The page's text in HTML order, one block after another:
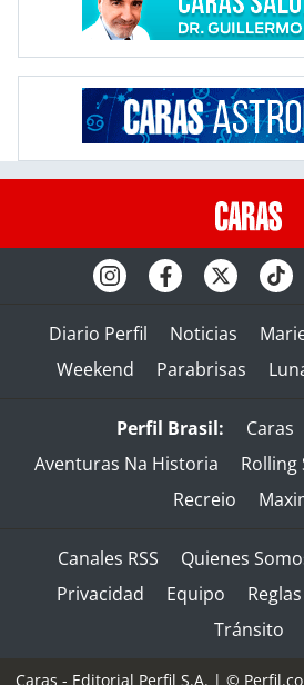
Diario Perfil Noticias
Weekend
Parabrisas
Perfil Brasil: Caras
Aventuras Na Historia
Rolling
Recreio
Canales RSS Quienes
Privacidad
Equipo
Tránsito
Caras - Editorial Perfil S.A. | ©